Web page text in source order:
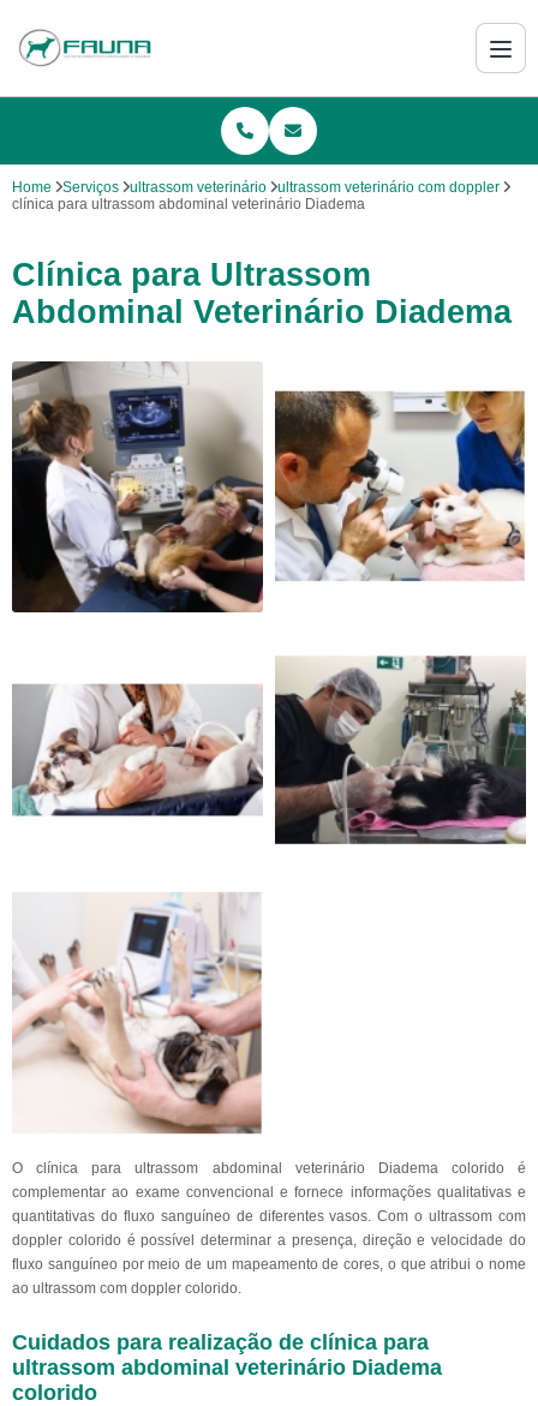
Home Serviços ultrassom veterinário
ultrassom veterinário com doppler
clínica para ultrassom abdominal veterinário Diadema
Clínica para Ultrassom
Abdominal Veterinário Diadema
O clínica para ultrassom abdominal veterinário Diadema colorido é
complementar ao exame convencional e fornece informações qualitativas e
quantitativas do fluxo sanguíneo de diferentes vasos. Com o ultrassom com
doppler colorido é possível determinar a presença, direção e velocidade do
fluxo sanguíneo por meio de um mapeamento de cores, o que atribui o nome
ao ultrassom com doppler colorido.
Cuidados para realização de clínica para
ultrassom abdominal veterinário Diadema
colorido